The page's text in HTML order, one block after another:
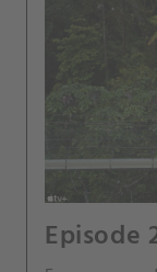
Episode